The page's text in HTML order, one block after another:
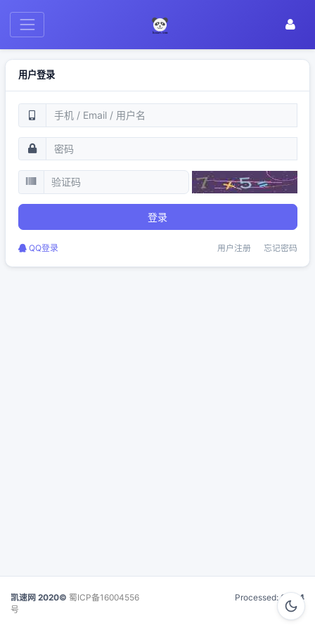
用户登录
登录
QQ登录 用户注册 忘记密码
凯速网 2020© 蜀ICP备16004556
号
Processed:0.014